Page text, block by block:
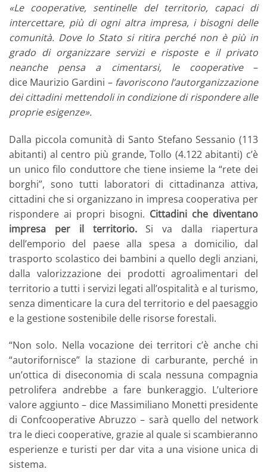
«Le cooperative, sentinelle del territorio, capaci di
intercettare, più di ogni altra impresa, i bisogni delle
comunità. Dove lo Stato si ritira perché non è più in
grado di organizzare servizi e risposte e il privato
neanche pensa a cimentarsi, le cooperative –
dice Maurizio Gardini – favoriscono l’autorganizzazione
dei cittadini mettendoli in condizione di rispondere alle
proprie esigenze».
Dalla piccola comunità di Santo Stefano Sessanio (113
abitanti) al centro più grande, Tollo (4.122 abitanti) c’è
un unico filo conduttore che tiene insieme la “rete dei
borghi”, sono tutti laboratori di cittadinanza attiva,
cittadini che si organizzano in impresa cooperativa per
rispondere ai propri bisogni. Cittadini che diventano
impresa per il territorio.Si va dalla riapertura
dell’emporio del paese alla spesa a domicilio, dal
trasporto scolastico dei bambini a quello degli anziani,
dalla valorizzazione dei prodotti agroalimentari del
territorio a tutti i servizi legati all’ospitalità e al turismo,
senza dimenticare la cura del territorio e del paesaggio
e la gestione sostenibile delle risorse forestali.
“Non solo. Nella vocazione dei territori c’è anche chi
“autorifornisce” la stazione di carburante, perché in
un’ottica di diseconomia di scala nessuna compagnia
petrolifera andrebbe a fare bunkeraggio. L’ulteriore
valore aggiunto – dice Massimiliano Monetti presidente
di Confcooperative Abruzzo – sarà quello del network
tra le dieci cooperative, grazie al quale si scambieranno
esperienze e turisti per dar vita a una visione unica di
sistema.